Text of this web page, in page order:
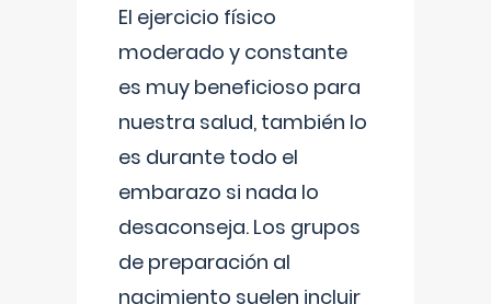
El ejercicio físico
moderado y constante
es muy beneficioso para
nuestra salud, también lo
es durante todo el
embarazo si nada lo
desaconseja. Los grupos
de preparación al
nacimiento suelen incluir